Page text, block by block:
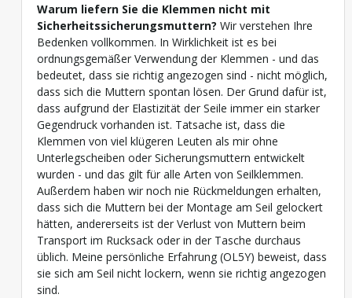
Warum liefern Sie die Klemmen nicht mit
Sicherheitssicherungsmuttern? Wir verstehen Ihre
Bedenken vollkommen. In Wirklichkeit ist es bei
ordnungsgemäßer Verwendung der Klemmen - und das
bedeutet, dass sie richtig angezogen sind - nicht möglich,
dass sich die Muttern spontan lösen. Der Grund dafür ist,
dass aufgrund der Elastizität der Seile immer ein starker
Gegendruck vorhanden ist. Tatsache ist, dass die
Klemmen von viel klügeren Leuten als mir ohne
Unterlegscheiben oder Sicherungsmuttern entwickelt
wurden - und das gilt für alle Arten von Seilklemmen.
Außerdem haben wir noch nie Rückmeldungen erhalten,
dass sich die Muttern bei der Montage am Seil gelockert
hätten, andererseits ist der Verlust von Muttern beim
Transport im Rucksack oder in der Tasche durchaus
üblich. Meine persönliche Erfahrung (OL5Y) beweist, dass
sie sich am Seil nicht lockern, wenn sie richtig angezogen
sind.